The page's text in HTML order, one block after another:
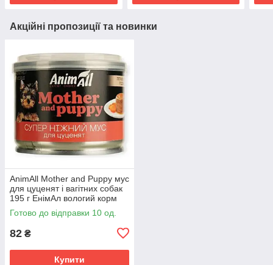
Акційні пропозиції та новинки
AnimAll Mother and Puppy мус
для цуценят і вагітних собак
195 г ЕнімАл вологий корм
паштет для легкого старту
Готово до відправки 10 од.
82 ₴
Купити